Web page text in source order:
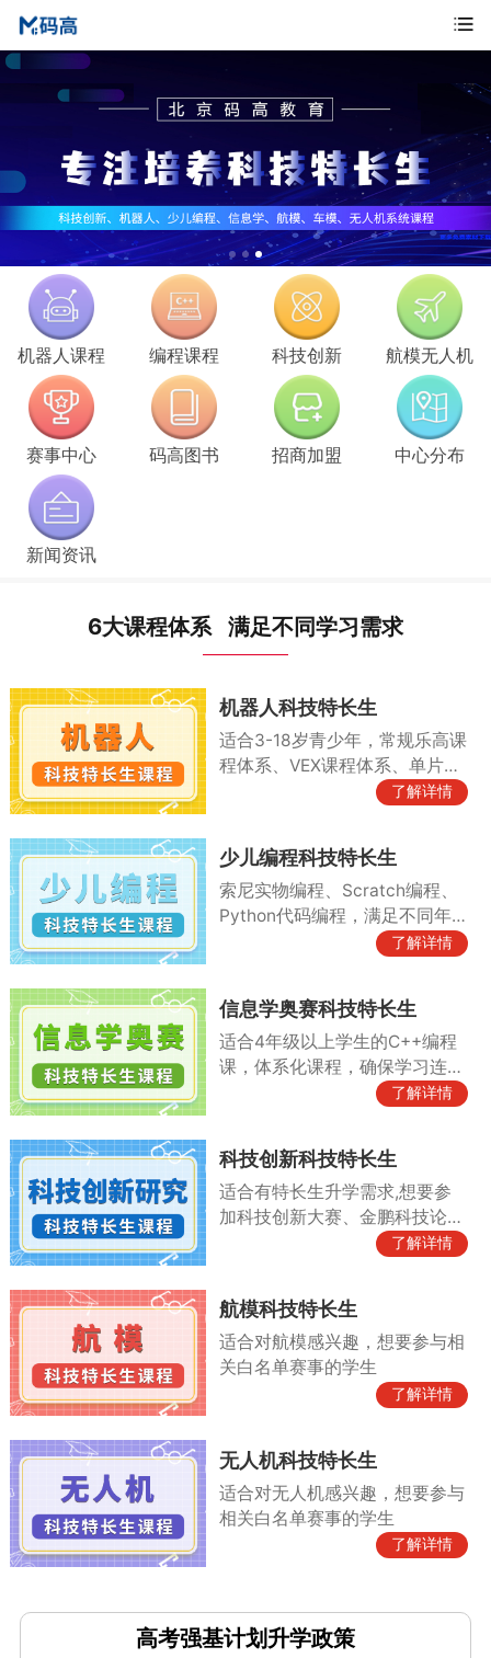
机器人课程 编程课程 科技创新 航模无人机
赛事中心 码高图书 招商加盟 中心分布
新闻资讯
6大课程体系 满足不同学习需求
机器人科技特长生
适合3-18岁青少年，常规乐高课
程体系、VEX课程体系、单片机
课程体系以及各种竞赛素养课
了解详情
少儿编程科技特长生
索尼实物编程、Scratch编程、
Python代码编程，满足不同年
了解详情
信息学奥赛科技特长生
适合4年级以上学生的C++编程
课，体系化课程，确保学习连贯
了解详情
科技创新科技特长生
适合有特长生升学需求,想要参
加科技创新大赛、金鹏科技论
了解详情
航模科技特长生
适合对航模感兴趣，想要参与相
关白名单赛事的学生
了解详情
无人机科技特长生
适合对无人机感兴趣，想要参与
相关白名单赛事的学生
了解详情
高考强基计划升学政策